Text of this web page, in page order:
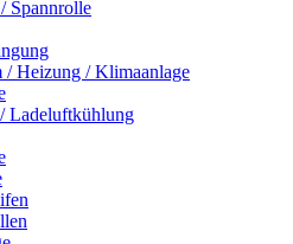
Spannrolle
/ Heizung / Klimaanlage
Ladeluftkühlung